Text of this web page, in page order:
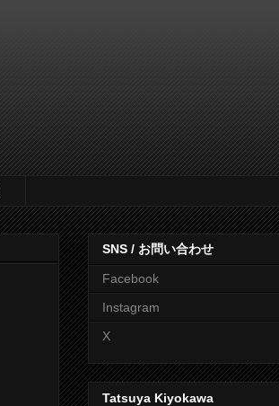
SNS / お問い合わせ
Facebook
Instagram
X
Tatsuya Kiyokawa